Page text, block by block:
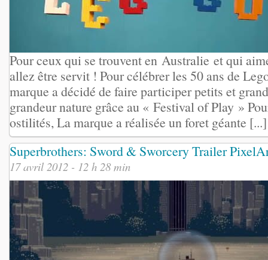
Pour ceux qui se trouvent en Australie et qui
allez être servit ! Pour célébrer les 50 ans de
marque a décidé de faire participer petits et
grandeur nature grâce au « Festival of Play »
ostilités, La marque a réalisée un foret géante [...]
Superbrothers: Sword & Sworcery Trailer
17 avril 2012 - 12 h 28 min